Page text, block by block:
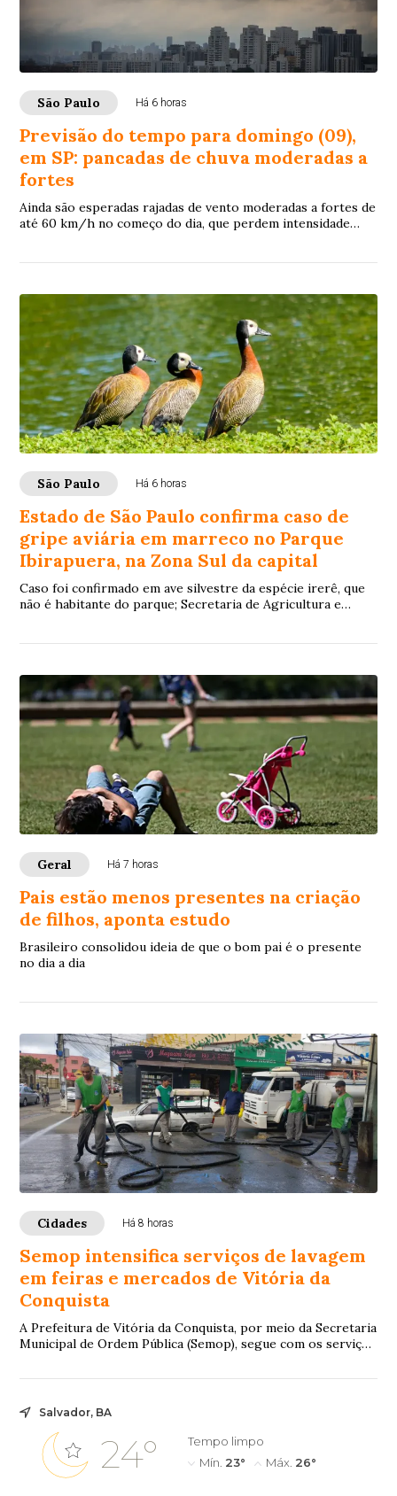
São Paulo Há 6 horas
Previsão do tempo para domingo (09),
em SP: pancadas de chuva moderadas a
fortes
Ainda são esperadas rajadas de vento moderadas a fortes de
até 60 km/h no começo do dia, que perdem intensidade
São Paulo Há 6 horas
Estado de São Paulo confirma caso de
gripe aviária em marreco no Parque
Ibirapuera, na Zona Sul da capital
Caso foi confirmado em ave silvestre da espécie irerê, que
não é habitante do parque; Secretaria de Agricultura e
Geral Há 7 horas
Pais estão menos presentes na criação
de filhos, aponta estudo
Brasileiro consolidou ideia de que o bom pai é o presente
no dia a dia
Cidades Há 8 horas
Semop intensifica serviços de lavagem
em feiras e mercados de Vitória da
Conquista
A Prefeitura de Vitória da Conquista, por meio da Secretaria
Municipal de Ordem Pública (Semop), segue com os serviços
Salvador, BA
24°
Tempo limpo
Mín. 23° Máx. 26°